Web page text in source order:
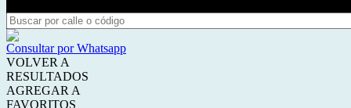
Consultar por Whatsapp
VOLVER A
RESULTADOS
AGREGAR A
FAVORITOS